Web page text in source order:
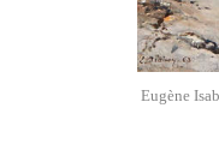
Eugène